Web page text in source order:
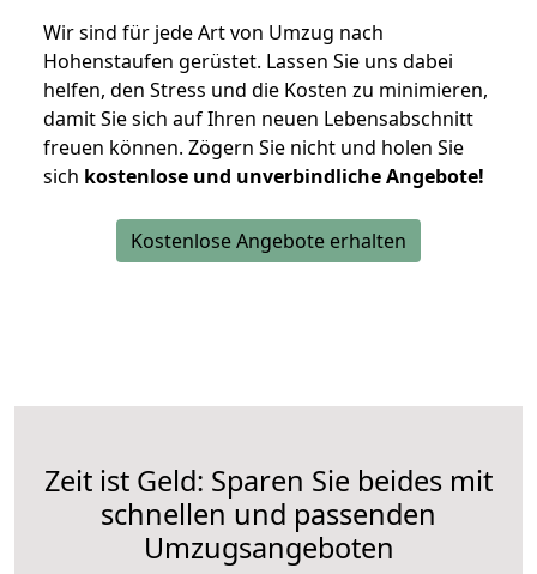
Wir sind für jede Art von Umzug nach
Hohenstaufen gerüstet. Lassen Sie uns dabei
helfen, den Stress und die Kosten zu minimieren,
damit Sie sich auf Ihren neuen Lebensabschnitt
freuen können. Zögern Sie nicht und holen Sie
sich kostenlose und unverbindliche Angebote!
Kostenlose Angebote erhalten
Zeit ist Geld: Sparen Sie beides mit
schnellen und passenden
Umzugsangeboten